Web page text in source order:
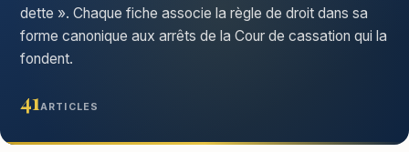
dette ». Chaque fiche associe la règle de droit dans sa
forme canonique aux arrêts de la Cour de cassation qui la
fondent.
41 ARTICLES